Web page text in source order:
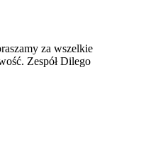
za wszelkie
Zespół Dilego